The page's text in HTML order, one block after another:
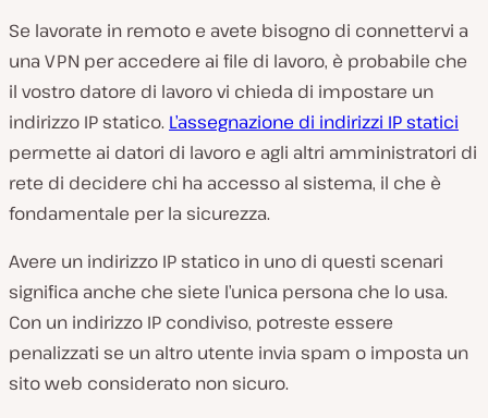
Se lavorate in remoto e avete bisogno di connettervi a
una VPN per accedere ai file di lavoro, è probabile che
il vostro datore di lavoro vi chieda di impostare un
indirizzo IP statico. L’assegnazione di indirizzi IP statici
permette ai datori di lavoro e agli altri amministratori di
rete di decidere chi ha accesso al sistema, il che è
fondamentale per la sicurezza.
Avere un indirizzo IP statico in uno di questi scenari
significa anche che siete l’unica persona che lo usa.
Con un indirizzo IP condiviso, potreste essere
penalizzati se un altro utente invia spam o imposta un
sito web considerato non sicuro.